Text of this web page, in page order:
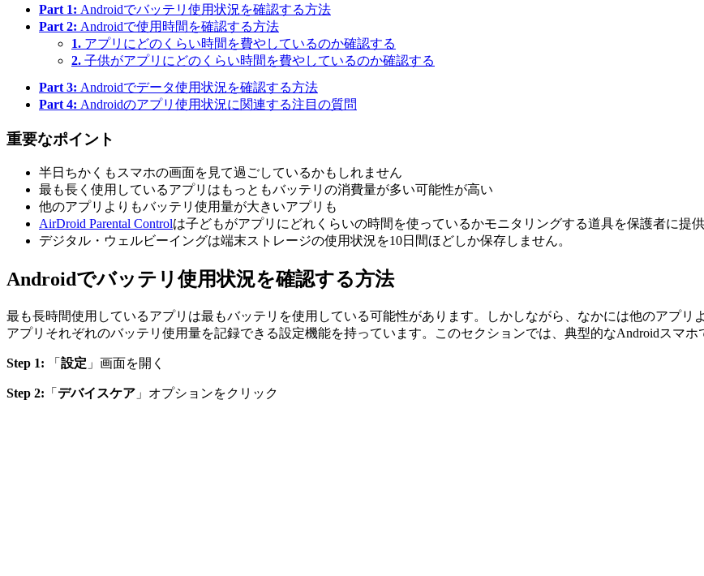
Part 1: Androidでバッテリ使用状況を確認する方法
Part 2: Androidで使用時間を確認する方法
1. アプリにどのくらい時間を費やしているのか確認する
2. 子供がアプリにどのくらい時間を費やしているのか確認する
Part 3: Androidでデータ使用状況を確認する方法
Part 4: Androidのアプリ使用状況に関連する注目の質問
重要なポイント
半日ちかくもスマホの画面を見て過ごしているかもしれません
最も長く使用しているアプリはもっともバッテリの消費量が多い可能性が高い
他のアプリよりもバッテリ使用量が大きいアプリも
AirDroid Parental Controlは子どもがアプリにどれくらいの時間を使っているかモニタリングする道具を保護者に提
デジタル・ウェルビーイングは端末ストレージの使用状況を10日間ほどしか保存しません。
Androidでバッテリ使用状況を確認する方法
最も長時間使用しているアプリは最もバッテリを使用している可能性があります。しかしながら、なかには他のアプ
アプリそれぞれのバッテリ使用量を記録できる設定機能を持っています。このセクションでは、典型的なAndroidスマホ
Step 1: 「 設定 」画面を開く
Step 2: 「 デバイスケア 」オプションをクリック